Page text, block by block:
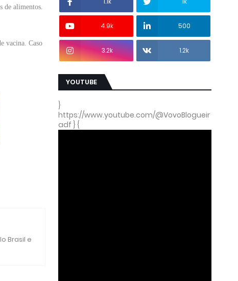
de alimentos.
vacina. Caso
Brasil e
4.9k 500
3.2k 1.2k
YOUTUBE
}
https://www.youtube.com/@VovoBlogueir
adf } {